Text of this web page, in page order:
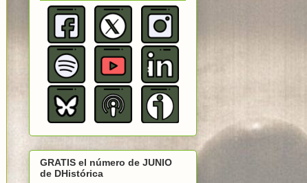
GRATIS el número de JUNIO
de DHistórica